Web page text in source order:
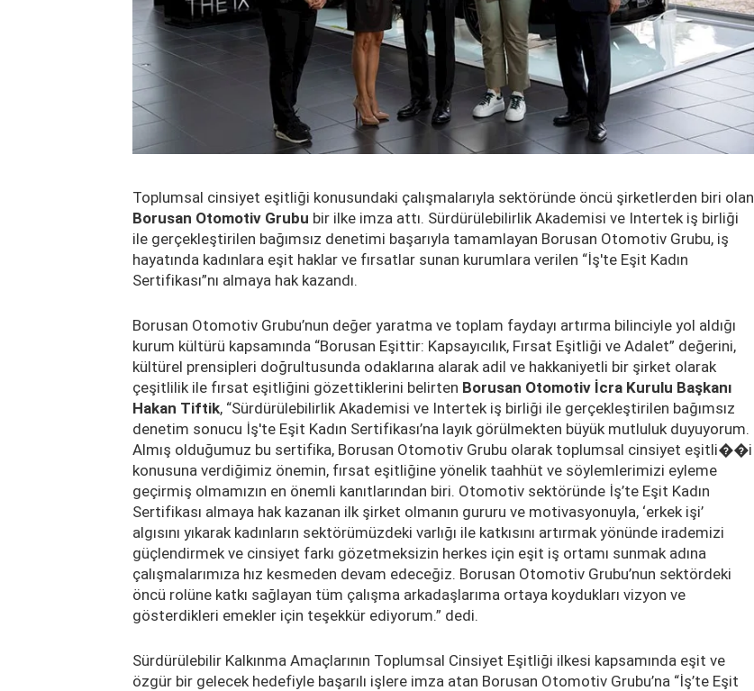
Toplumsal cinsiyet eşitliği konusundaki çalışmalarıyla sektöründe öncü şirketlerden biri olan
Borusan Otomotiv Grubu bir ilke imza attı. Sürdürülebilirlik Akademisi ve Intertek iş birliği
ile gerçekleştirilen bağımsız denetimi başarıyla tamamlayan Borusan Otomotiv Grubu, iş
hayatında kadınlara eşit haklar ve fırsatlar sunan kurumlara verilen “İş'te Eşit Kadın
Sertifikası”nı almaya hak kazandı.
Borusan Otomotiv Grubu’nun değer yaratma ve toplam faydayı artırma bilinciyle yol aldığı
kurum kültürü kapsamında “Borusan Eşittir: Kapsayıcılık, Fırsat Eşitliği ve Adalet” değerini,
kültürel prensipleri doğrultusunda odaklarına alarak adil ve hakkaniyetli bir şirket olarak
çeşitlilik ile fırsat eşitliğini gözettiklerini belirten Borusan Otomotiv İcra Kurulu Başkanı
Hakan Tiftik, “Sürdürülebilirlik Akademisi ve Intertek iş birliği ile gerçekleştirilen bağımsız
denetim sonucu İş'te Eşit Kadın Sertifikası’na layık görülmekten büyük mutluluk duyuyorum.
Almış olduğumuz bu sertifika, Borusan Otomotiv Grubu olarak toplumsal cinsiyet eşitli��i
konusuna verdiğimiz önemin, fırsat eşitliğine yönelik taahhüt ve söylemlerimizi eyleme
geçirmiş olmamızın en önemli kanıtlarından biri. Otomotiv sektöründe İş’te Eşit Kadın
Sertifikası almaya hak kazanan ilk şirket olmanın gururu ve motivasyonuyla, ‘erkek işi’
algısını yıkarak kadınların sektörümüzdeki varlığı ile katkısını artırmak yönünde irademizi
güçlendirmek ve cinsiyet farkı gözetmeksizin herkes için eşit iş ortamı sunmak adına
çalışmalarımıza hız kesmeden devam edeceğiz. Borusan Otomotiv Grubu’nun sektördeki
öncü rolüne katkı sağlayan tüm çalışma arkadaşlarıma ortaya koydukları vizyon ve
gösterdikleri emekler için teşekkür ediyorum.” dedi.
Sürdürülebilir Kalkınma Amaçlarının Toplumsal Cinsiyet Eşitliği ilkesi kapsamında eşit ve
özgür bir gelecek hedefiyle başarılı işlere imza atan Borusan Otomotiv Grubu’na “İş’te Eşit